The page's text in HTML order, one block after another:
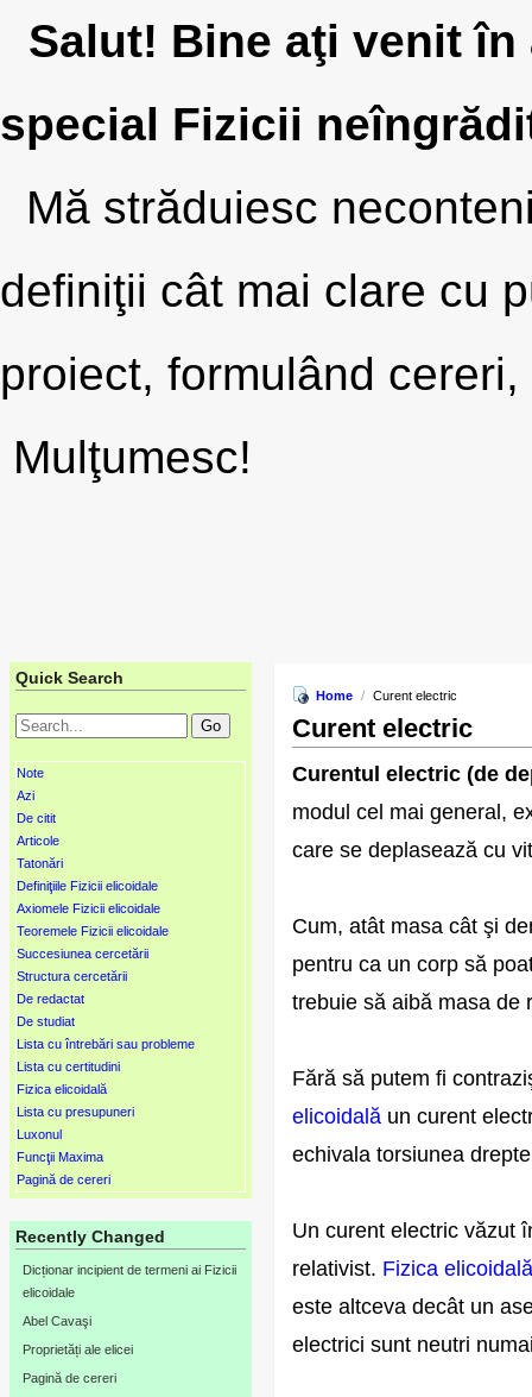
Salut! Bine aţi venit
special Fizicii
Mă străduiesc
definiţii cât mai clare cu
proiect, formulând
Mulţumesc!
Quick Search
Note
Azi
De citit
Articole
Tatonări
Definiţiile Fizicii elicoidale
Axiomele Fizicii elicoidale
Teoremele Fizicii elicoidale
Succesiunea cercetării
Structura cercetării
De redactat
De studiat
Lista cu întrebări sau probleme
Lista cu certitudini
Fizica elicoidală
Lista cu presupuneri
Luxonul
Funcţii Maxima
Pagină de cereri
Recently Changed
Dicționar incipient de termeni ai Fizicii
elicoidale
Abel Cavaşi
Proprietăți ale elicei
Pagină de cereri
Home / Curent electric
Curent electric
Curentul electric (de
modul cel mai general,
care se deplasează cu
Cum, atât masa cât şi
pentru ca un corp să
trebuie să aibă masa de
Fără să putem fi
elicoidală un curent
echivala torsiunea
Un curent electric văzut
relativist. Fizica elicoidală
este altceva decât un
electrici sunt neutri